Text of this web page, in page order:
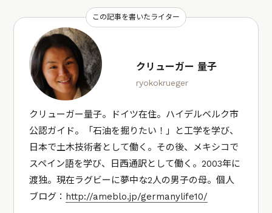
この記事を書いたライター
クリューガー 量子
ryokokrueger
クリューガー量子。ドイツ在住。ハイデルベルク市
公認ガイド。「石油を掘りたい！」と工学を学び、
日本で土木技術者として働く。その後、メキシコで
スペイン語を学び、日西通訳として働く。2003年に
渡独。現在ラグビーに夢中な2人の男子の母。個人
ブログ： http://ameblo.jp/germanylife10/